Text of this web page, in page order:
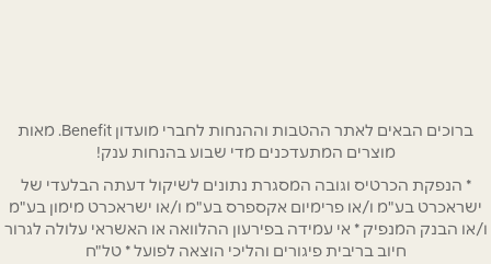
שם מלא*
טלפון *
ברוכים הבאים לאתר ההטבות וההנחות לחברי מועדון Benefit. מאות
מוצרים המתעדכנים מדי שבוע בהנחות ענק!
* הנפקת הכרטיס וגובה המסגרת נתונים לשיקול דעתה הבלעדי של
ישראכרט בע"מ ו/או פרימיום אקספרס בע"מ ו/או ישראכרט מימון בע"מ
ו/או הבנק המנפיק * אי עמידה בפירעון ההלוואה או האשראי עלולה לגרור
חיוב בריבית פיגורים והליכי הוצאה לפועל * טל"ח